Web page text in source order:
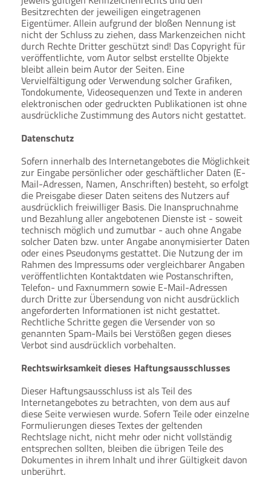
Besitzrechten der jeweiligen eingetragenen
Eigentümer. Allein aufgrund der bloßen Nennung ist
nicht der Schluss zu ziehen, dass Markenzeichen nicht
durch Rechte Dritter geschützt sind! Das Copyright für
veröffentlichte, vom Autor selbst erstellte Objekte
bleibt allein beim Autor der Seiten. Eine
Vervielfältigung oder Verwendung solcher Grafiken,
Tondokumente, Videosequenzen und Texte in anderen
elektronischen oder gedruckten Publikationen ist ohne
ausdrückliche Zustimmung des Autors nicht gestattet.
Datenschutz
Sofern innerhalb des Internetangebotes die Möglichkeit
zur Eingabe persönlicher oder geschäftlicher Daten (E-
Mail-Adressen, Namen, Anschriften) besteht, so erfolgt
die Preisgabe dieser Daten seitens des Nutzers auf
ausdrücklich freiwilliger Basis. Die Inanspruchnahme
und Bezahlung aller angebotenen Dienste ist - soweit
technisch möglich und zumutbar - auch ohne Angabe
solcher Daten bzw. unter Angabe anonymisierter Daten
oder eines Pseudonyms gestattet. Die Nutzung der im
Rahmen des Impressums oder vergleichbarer Angaben
veröffentlichten Kontaktdaten wie Postanschriften,
Telefon- und Faxnummern sowie E-Mail-Adressen
durch Dritte zur Übersendung von nicht ausdrücklich
angeforderten Informationen ist nicht gestattet.
Rechtliche Schritte gegen die Versender von so
genannten Spam-Mails bei Verstößen gegen dieses
Verbot sind ausdrücklich vorbehalten.
Rechtswirksamkeit dieses Haftungsausschlusses
Dieser Haftungsausschluss ist als Teil des
Internetangebotes zu betrachten, von dem aus auf
diese Seite verwiesen wurde. Sofern Teile oder einzelne
Formulierungen dieses Textes der geltenden
Rechtslage nicht, nicht mehr oder nicht vollständig
entsprechen sollten, bleiben die übrigen Teile des
Dokumentes in ihrem Inhalt und ihrer Gültigkeit davon
unberührt.